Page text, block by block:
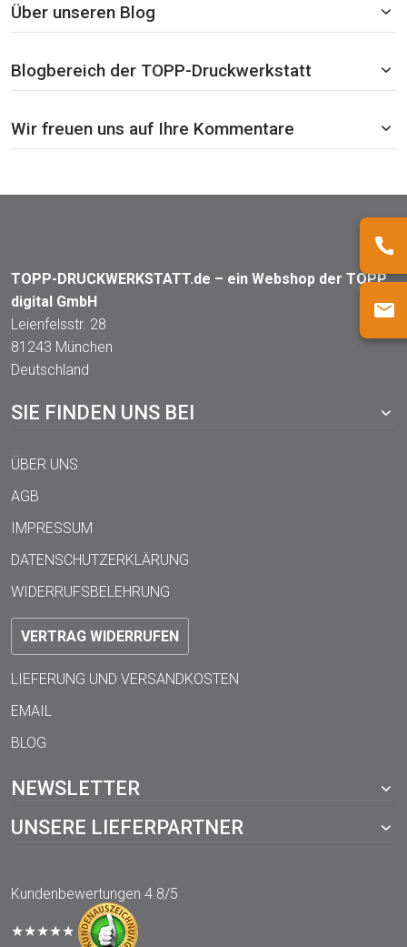
Über unseren Blog
Blogbereich der TOPP-Druckwerkstatt
Wir freuen uns auf Ihre Kommentare
TOPP-DRUCKWERKSTATT.de – ein Webshop der TOPP
digital GmbH
Leienfelsstr. 28
81243 München
Deutschland
SIE FINDEN UNS BEI
ÜBER UNS
AGB
IMPRESSUM
DATENSCHUTZERKLÄRUNG
WIDERRUFSBELEHRUNG
VERTRAG WIDERRUFEN
LIEFERUNG UND VERSANDKOSTEN
EMAIL
BLOG
NEWSLETTER
UNSERE LIEFERPARTNER
Kundenbewertungen 4.8/5
★★★★★